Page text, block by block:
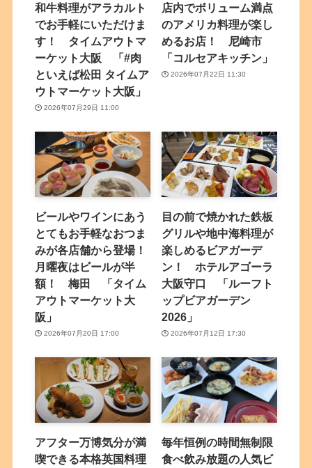
和牛料理がアラカルト
でお手軽にいただけま
す！ タイムアウトマ
ーケット大阪 「#肉
といえば松田 タイムア
ウトマーケット大阪」
2026年07月29日 11:00
店内でボリューム満点
のアメリカ料理が楽し
めるお店！ 尼崎市
「コルセアキッチン」
2026年07月22日 11:30
ビールやワインにあう
とてもお手軽なおつま
みが各店舗から登場！
月曜夜はビールが半
額！ 梅田 「タイム
アウトマーケット大
阪」
2026年07月20日 17:00
目の前で焼かれた鉄板
グリルや地中海料理が
楽しめるビアガーデ
ン！ ホテルアゴーラ
大阪守口 「ルーフト
ップビアガーデン
2026」
2026年07月12日 17:30
アフター万博気分が満
喫できる本格英国料理
毎年恒例の時間無制限
食べ飲み放題の人気ビ